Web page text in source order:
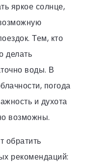
яркое солнце,
Тем, кто
делать
воды. В
погода
и духота
возможны.
обратить
рекомендаций: